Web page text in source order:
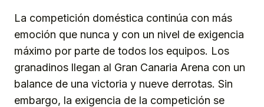
La competición doméstica continúa con más
emoción que nunca y con un nivel de exigencia
máximo por parte de todos los equipos. Los
granadinos llegan al Gran Canaria Arena con un
balance de una victoria y nueve derrotas. Sin
embargo, la exigencia de la competición se